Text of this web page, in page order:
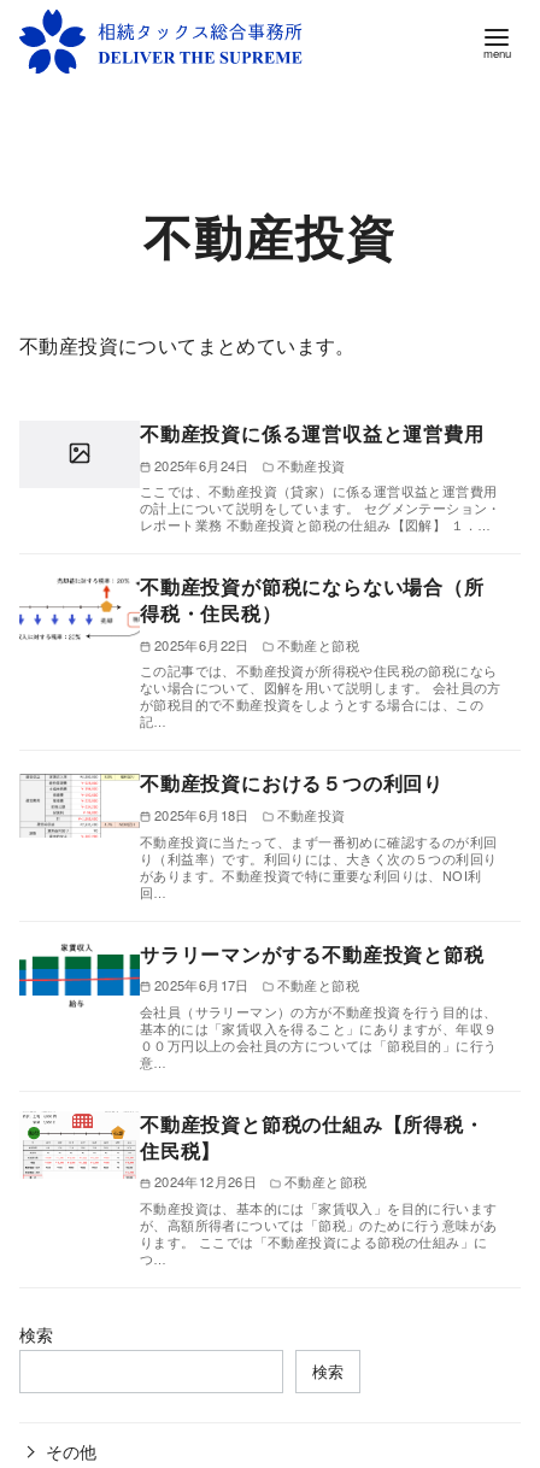
不動産投資
不動産投資についてまとめています。
不動産投資に係る運営収益と運営費用
2025年6月24日 不動産投資
ここでは、不動産投資（貸家）に係る運営収益と運営費用
の計上について説明をしています。 セグメンテーション・
レポート業務 不動産投資と節税の仕組み【図解】 １．…
不動産投資が節税にならない場合（所
得税・住民税）
2025年6月22日 不動産と節税
この記事では、不動産投資が所得税や住民税の節税になら
ない場合について、図解を用いて説明します。 会社員の方
が節税目的で不動産投資をしようとする場合には、この
記…
不動産投資における５つの利回り
2025年6月18日 不動産投資
不動産投資に当たって、まず一番初めに確認するのが利回
り（利益率）です。利回りには、大きく次の５つの利回り
があります。不動産投資で特に重要な利回りは、NOI利
回…
サラリーマンがする不動産投資と節税
2025年6月17日 不動産と節税
会社員（サラリーマン）の方が不動産投資を行う目的は、
基本的には「家賃収入を得ること」にありますが、年収９
００万円以上の会社員の方については「節税目的」に行う
意…
不動産投資と節税の仕組み【所得税・
住民税】
2024年12月26日 不動産と節税
不動産投資は、基本的には「家賃収入」を目的に行います
が、高額所得者については「節税」のために行う意味があ
ります。 ここでは「不動産投資による節税の仕組み」に
つ…
検索
検索
その他